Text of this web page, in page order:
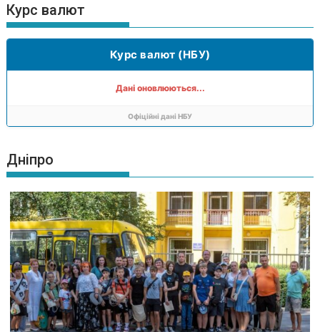
Курс валют
Курс валют (НБУ)
Дані оновлюються...
Офіційні дані НБУ
Дніпро